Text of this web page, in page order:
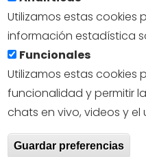
Utilizamos estas cookies
información estadística
Funcionales
Utilizamos estas cookies
funcionalidad y permitir
chats en vivo, videos y el
Guardar preferencias
Aviso legal |
Portal de la Concejalía de Turismo
Municipal de
Todos los